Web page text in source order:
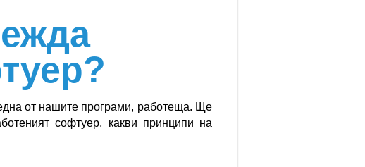
от нашите програми, работеща. Ще
софтуер, какви принципи на